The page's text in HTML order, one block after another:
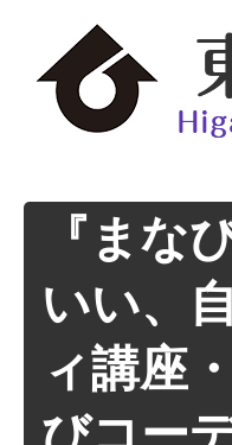
『まな
いい、
ィ講座